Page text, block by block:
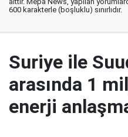
600 karakterle (boşluklu) sınırlıdır.
Suriye ile
arasında 1
enerji